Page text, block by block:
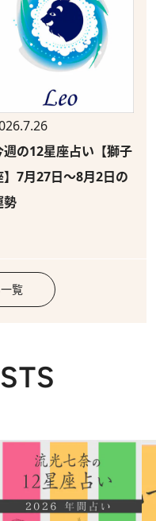
週の12星座占い【獅子
】7月27日～8月2日の
勢
覧